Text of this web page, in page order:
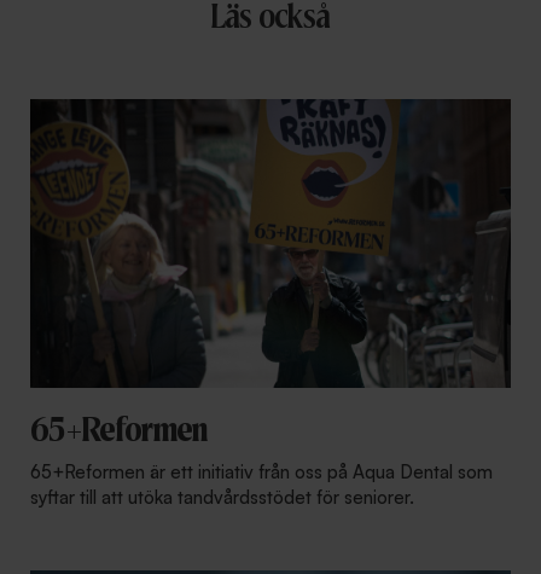
Läs också
65+Reformen
65+Reformen är ett initiativ från oss på Aqua Dental som
syftar till att utöka tandvårdsstödet för seniorer.